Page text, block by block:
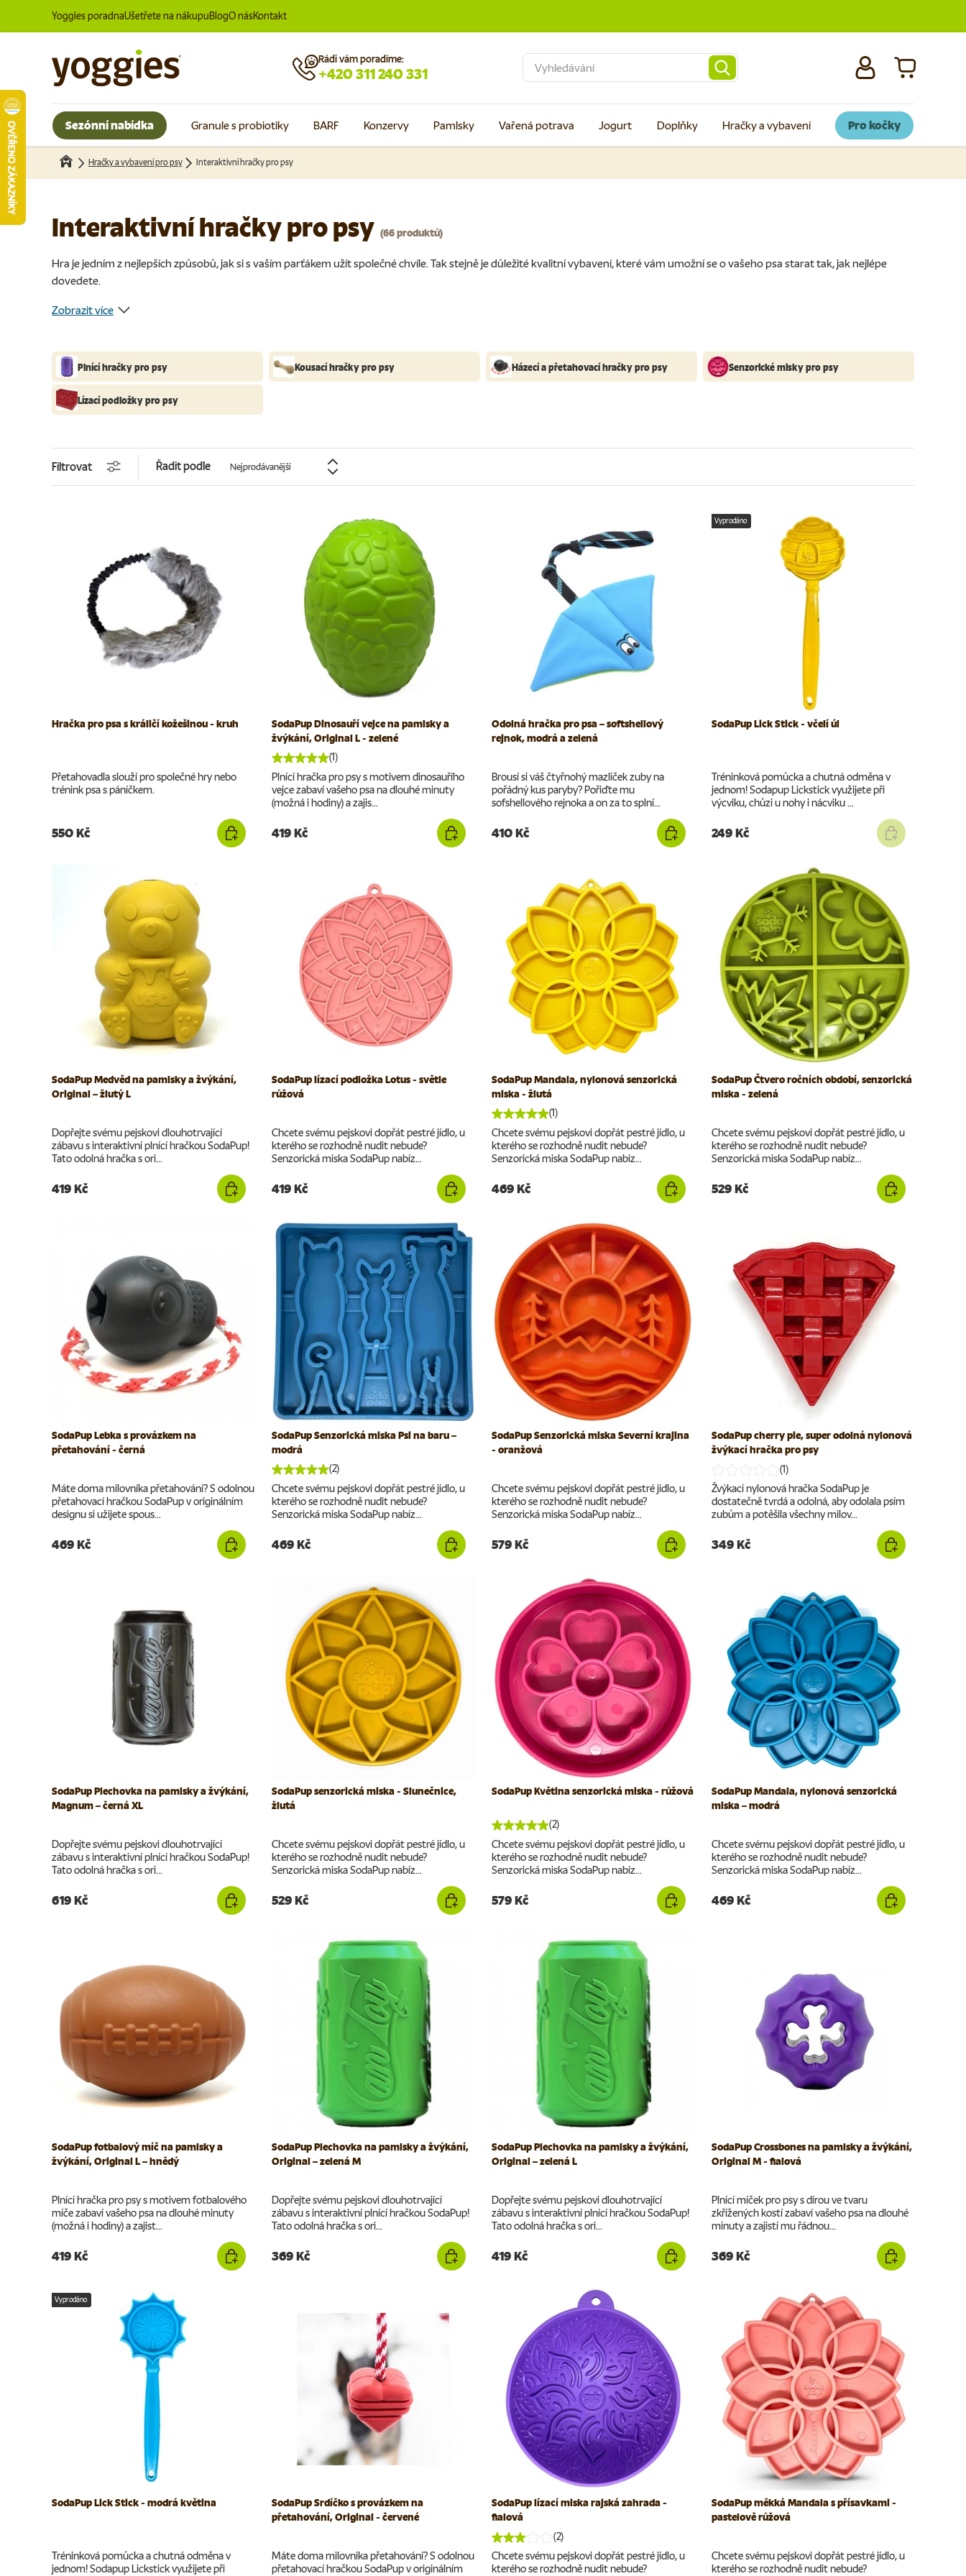
Přeskočit na obsah
Yoggies poradnaUšetřete na nákupuBlogO násKontakt
Rádi vám poradíme:
+420 311 240 331 Přihlásit se
Košík
Sezónní nabídka Granule s probiotiky BARF Konzervy Pamlsky Vařená potrava Jogurt Doplňky Hračky a vybavení Pro kočky
Hračky a vybavení pro psy Interaktivní hračky pro psy
Interaktivní hračky pro psy (66 produktů)
Hra je jedním z nejlepších způsobů, jak si s vaším parťákem užít společné chvíle. Tak stejně je důležité kvalitní vybavení, které vám umožní se o vašeho psa starat tak, jak nejlépe
dovedete.
Zobrazit více
Plnící hračky pro psy Kousací hračky pro psy Házecí a přetahovací hračky pro psy Senzorické misky pro psy
Lízací podložky pro psy
Filtrovat Řadit podle Nejprodávanější
Hračka pro psa s králičí kožešinou - kruh
Přetahovadla slouží pro společné hry nebo
trénink psa s páníčkem.
550 Kč
SodaPup Dinosauří vejce na pamlsky a
žvýkání, Original L - zelené
(1)
Plnící hračka pro psy s motivem dinosauřího
vejce zabaví vašeho psa na dlouhé minuty
(možná i hodiny) a zajis...
419 Kč
Odolná hračka pro psa – softshellový
rejnok, modrá a zelená
Brousí si váš čtyřnohý mazlíček zuby na
pořádný kus paryby? Pořiďte mu
sofshellového rejnoka a on za to splní...
410 Kč
Vyprodáno
SodaPup Lick Stick - včelí úl
Tréninková pomůcka a chutná odměna v
jednom! Sodapup Lickstick využijete při
výcviku, chůzi u nohy i nácviku ...
249 Kč
SodaPup Medvěd na pamlsky a žvýkání,
Original – žlutý L
Dopřejte svému pejskovi dlouhotrvající
zábavu s interaktivní plnící hračkou SodaPup!
Tato odolná hračka s ori...
419 Kč
SodaPup lízací podložka Lotus - světle
růžová
Chcete svému pejskovi dopřát pestré jídlo, u
kterého se rozhodně nudit nebude?
Senzorická miska SodaPup nabíz...
419 Kč
SodaPup Mandala, nylonová senzorická
miska - žlutá
(1)
Chcete svému pejskovi dopřát pestré jídlo, u
kterého se rozhodně nudit nebude?
Senzorická miska SodaPup nabíz...
469 Kč
SodaPup Čtvero ročních období, senzorická
miska - zelená
Chcete svému pejskovi dopřát pestré jídlo, u
kterého se rozhodně nudit nebude?
Senzorická miska SodaPup nabíz...
529 Kč
SodaPup Lebka s provázkem na
přetahování - černá
Máte doma milovníka přetahování? S odolnou
přetahovací hračkou SodaPup v originálním
designu si užijete spous...
469 Kč
SodaPup Senzorická miska Psi na baru –
modrá
(2)
Chcete svému pejskovi dopřát pestré jídlo, u
kterého se rozhodně nudit nebude?
Senzorická miska SodaPup nabíz...
469 Kč
SodaPup Senzorická miska Severní krajina
- oranžová
Chcete svému pejskovi dopřát pestré jídlo, u
kterého se rozhodně nudit nebude?
Senzorická miska SodaPup nabíz...
579 Kč
SodaPup cherry pie, super odolná nylonová
žvýkací hračka pro psy
(1)
Žvýkací nylonová hračka SodaPup je
dostatečně tvrdá a odolná, aby odolala psím
zubům a potěšila všechny milov...
349 Kč
SodaPup Plechovka na pamlsky a žvýkání,
Magnum – černá XL
Dopřejte svému pejskovi dlouhotrvající
zábavu s interaktivní plnící hračkou SodaPup!
Tato odolná hračka s ori...
619 Kč
SodaPup senzorická miska - Slunečnice,
žlutá
Chcete svému pejskovi dopřát pestré jídlo, u
kterého se rozhodně nudit nebude?
Senzorická miska SodaPup nabíz...
529 Kč
SodaPup Květina senzorická miska - růžová
(2)
Chcete svému pejskovi dopřát pestré jídlo, u
kterého se rozhodně nudit nebude?
Senzorická miska SodaPup nabíz...
579 Kč
SodaPup Mandala, nylonová senzorická
miska – modrá
Chcete svému pejskovi dopřát pestré jídlo, u
kterého se rozhodně nudit nebude?
Senzorická miska SodaPup nabíz...
469 Kč
SodaPup fotbalový míč na pamlsky a
žvýkání, Original L – hnědý
Plnící hračka pro psy s motivem fotbalového
míče zabaví vašeho psa na dlouhé minuty
(možná i hodiny) a zajist...
419 Kč
SodaPup Plechovka na pamlsky a žvýkání,
Original – zelená M
Dopřejte svému pejskovi dlouhotrvající
zábavu s interaktivní plnící hračkou SodaPup!
Tato odolná hračka s ori...
369 Kč
SodaPup Plechovka na pamlsky a žvýkání,
Original – zelená L
Dopřejte svému pejskovi dlouhotrvající
zábavu s interaktivní plnící hračkou SodaPup!
Tato odolná hračka s ori...
419 Kč
SodaPup Crossbones na pamlsky a žvýkání,
Original M - fialová
Plnící míček pro psy s dírou ve tvaru
zkřížených kostí zabaví vašeho psa na dlouhé
minuty a zajistí mu řádnou...
369 Kč
Vyprodáno
SodaPup Lick Stick - modrá květina
Tréninková pomůcka a chutná odměna v
jednom! Sodapup Lickstick využijete při
SodaPup Srdíčko s provázkem na
přetahování, Original - červené
Máte doma milovníka přetahování? S odolnou
přetahovací hračkou SodaPup v originálním
SodaPup lízací miska rajská zahrada -
fialová
(2)
Chcete svému pejskovi dopřát pestré jídlo, u
kterého se rozhodně nudit nebude?
SodaPup měkká Mandala s přísavkami -
pastelově růžová
Chcete svému pejskovi dopřát pestré jídlo, u
kterého se rozhodně nudit nebude?